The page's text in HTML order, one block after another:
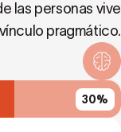
las personas vive
pragmático.
30%